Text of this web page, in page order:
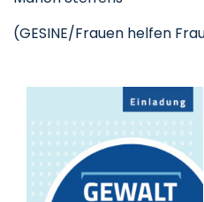
(GESINE/Frauen helfen